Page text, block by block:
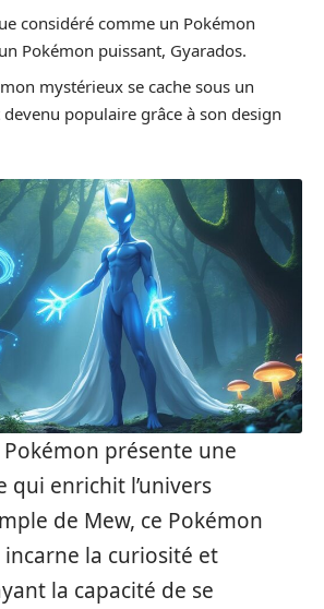
considéré comme un Pokémon
Pokémon puissant, Gyarados.
mystérieux se cache sous un
populaire grâce à son design
Pokémon présente une
qui enrichit l’univers
de Mew, ce Pokémon
la curiosité et
la capacité de se